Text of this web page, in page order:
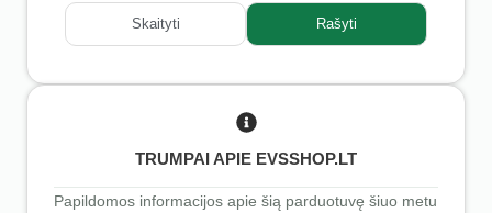
Skaityti Rašyti
TRUMPAI APIE EVSSHOP.LT
Papildomos informacijos apie šią parduotuvę šiuo metu